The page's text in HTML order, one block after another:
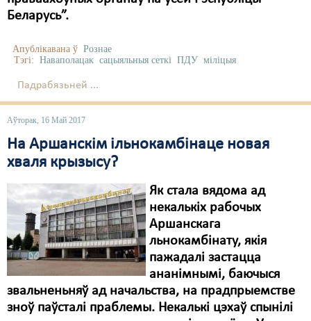
Беларусь”.
Апублікавана ў Рознае
Тэгі: Наваполацак сацыяльныя сеткі ПДУ міліцыя
Падрабязьней ...
Аўторак, 16 Май 2017
На Аршанскім ільнокамбінаце новая
хваля крызысу?
Як стала вядома ад
некалькіх рабочых
Аршанскага
льнокамбінату, якія
пажадалі застацца
ананімнымі, баючыся
звальненьняў ад начальства, на прадпрыемстве
зноў паўсталі праблемы. Некалькі цэхаў спынілі